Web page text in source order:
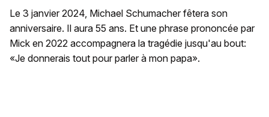
Le 3 janvier 2024, Michael Schumacher fêtera son
anniversaire. Il aura 55 ans. Et une phrase prononcée par
Mick en 2022 accompagnera la tragédie jusqu'au bout:
«Je donnerais tout pour parler à mon papa».